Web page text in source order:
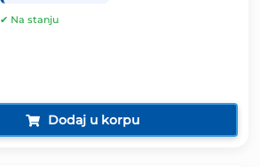
✔ Na stanju
Dodaj u korpu